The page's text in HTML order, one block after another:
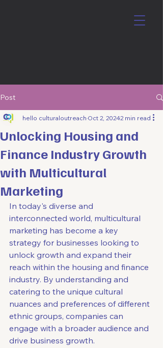
Post
Unlocking Housing and
Finance Industry Growth
with Multicultural
Marketing
hello culturaloutreach Oct 2, 20242 min read
In today's diverse and
interconnected world, multicultural
marketing has become a key
strategy for businesses looking to
unlock growth and expand their
reach within the housing and finance
industry. By understanding and
catering to the unique cultural
nuances and preferences of different
ethnic groups, companies can
engage with a broader audience and
drive business growth.